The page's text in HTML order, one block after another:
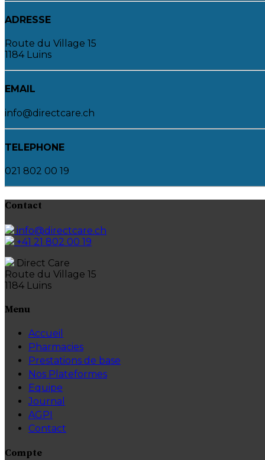
ADRESSE
Route du Village 15
1184 Luins
EMAIL
info@directcare.ch
TELEPHONE
021 802 00 19
Contact
info@directcare.ch
+41 21 802 00 19
Direct Care
Route du Village 15
1184 Luins
Menu
Accueil
Pharmacies
Prestations de base
Nos Plateformes
Equipe
Journal
AGPI
Contact
Compte